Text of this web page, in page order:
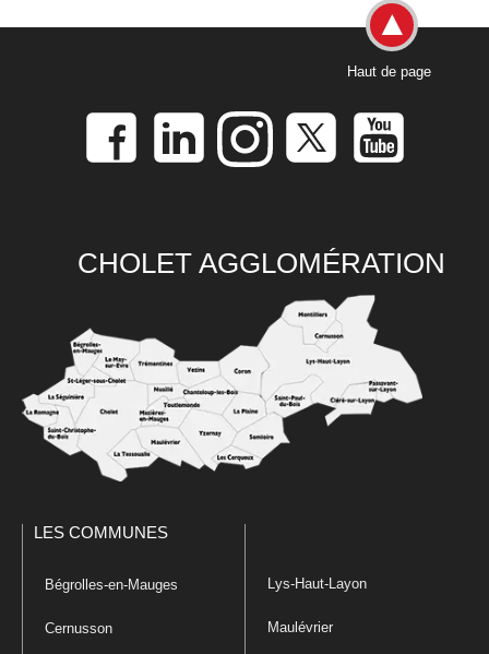
Haut de page
CHOLET AGGLOMÉRATION
LES COMMUNES
Bégrolles-en-Mauges
Cernusson
Lys-Haut-Layon
Maulévrier